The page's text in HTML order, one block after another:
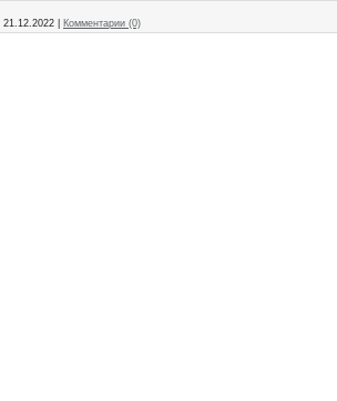
21.12.2022 Комментарии (0)